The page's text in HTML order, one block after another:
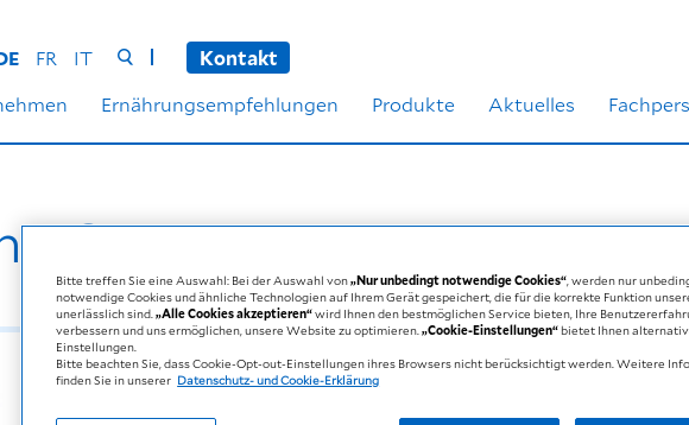
FR IT
Kontakt
Ernährungsempfehlungen Produkte Aktuelles
POWDER
Die hochwertige
87 g Protein Neutral
Bitte treffen Sie eine Auswahl: Bei der Auswahl von„Nur unbedingt notwendige Cookies“ , werden nur
notwendige Cookies und ähnliche Technologien auf Ihrem Gerät gespeichert, die für die korrekte Funktion
unerlässlich sind.„Alle Cookies akzeptieren“wird Ihnen den bestmöglichen Service bieten, Ihre
verbessern und uns ermöglichen, unsere Website zu optimieren.„Cookie-Einstellungen“bietet Ihnen
Einstellungen.
Bitte beachten Sie, dass Cookie-Opt-out-Einstellungen ihres Browsers nicht berücksichtigt werden. Weitere
finden Sie in unserer Datenschutz- und Cookie-Erklärung